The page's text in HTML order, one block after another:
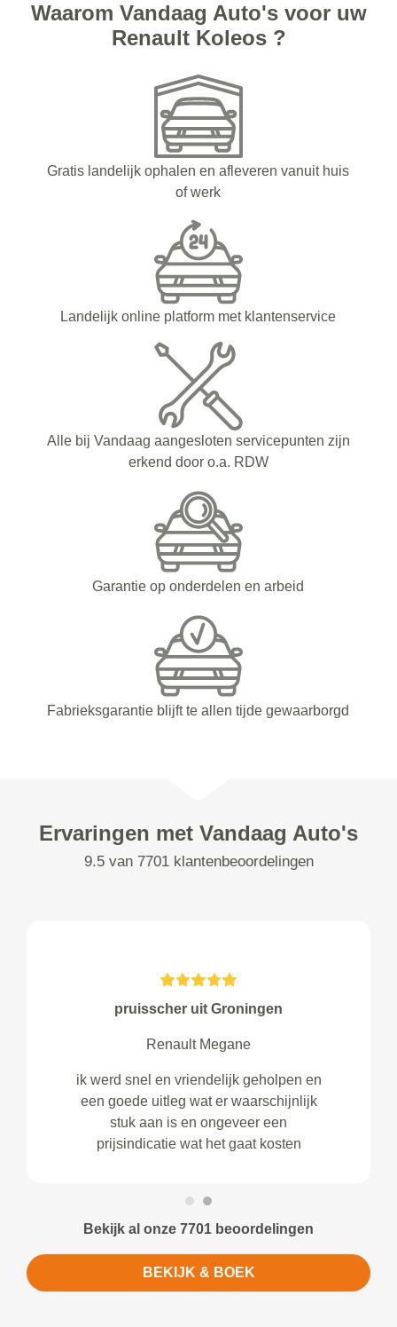
Waarom Vandaag Auto's voor uw
Renault Koleos ?
Gratis landelijk ophalen en afleveren vanuit huis
of werk
Landelijk online platform met klantenservice
Alle bij Vandaag aangesloten servicepunten zijn
erkend door o.a. RDW
Garantie op onderdelen en arbeid
Fabrieksgarantie blijft te allen tijde gewaarborgd
Ervaringen met Vandaag Auto's
9.5 van 7701 klantenbeoordelingen
pruisscher uit Groningen
Renault Megane
ik werd snel en vriendelijk geholpen en
een goede uitleg wat er waarschijnlijk
stuk aan is en ongeveer een
prijsindicatie wat het gaat kosten
Bekijk al onze 7701 beoordelingen
BEKIJK & BOEK